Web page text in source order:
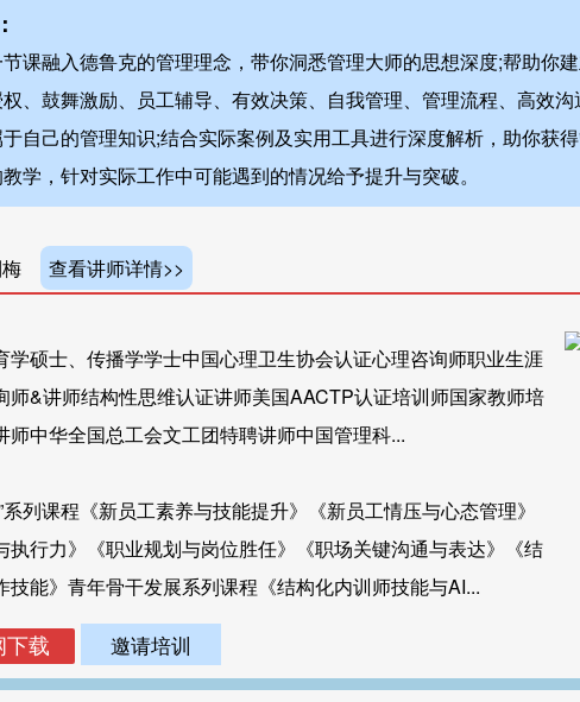
课融入德鲁克的管理理念，带你洞悉管理大师的思想深度;帮助你
、鼓舞激励、员工辅导、有效决策、自我管理、管理流程、高效
自己的管理知识;结合实际案例及实用工具进行深度解析，助你获
学，针对实际工作中可能遇到的情况给予提升与突破。
查看讲师详情>>
学硕士、传播学学士中国心理卫生协会认证心理咨询师职业生涯
师&讲师结构性思维认证讲师美国AACTP认证培训师国家教师培
师中华全国总工会文工团特聘讲师中国管理科...
系列课程《新员工素养与技能提升》《新员工情压与心态管理》
执行力》《职业规划与岗位胜任》《职场关键沟通与表达》《结
技能》青年骨干发展系列课程《结构化内训师技能与AI...
邀请培训